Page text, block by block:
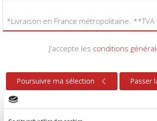
*Livraison en France métropolitaine. **TVA
J'accepte les conditions
Poursuivre ma sélection Passer